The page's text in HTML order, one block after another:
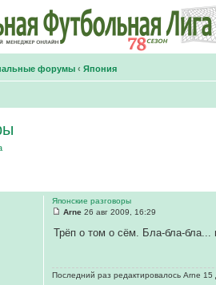
форумы ‹ Япония
Японские разговоры
Arne 26 авг 2009, 16:29
Трёп о том о сём. Бла-бла-
Последний раз редактировалось Arne